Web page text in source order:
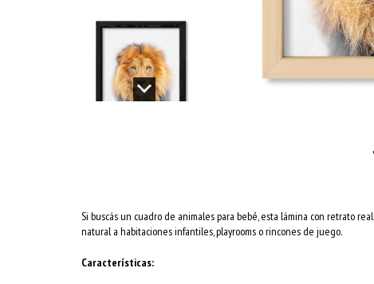
Si buscás un cuadro de animales para bebé, esta lámina con retrato
natural a habitaciones infantiles, playrooms o rincones de juego.
Características: